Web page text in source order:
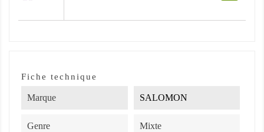
Fiche technique
Marque SALOMON
Genre Mixte